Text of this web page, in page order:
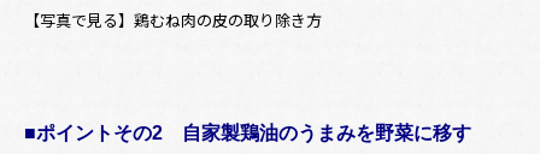
【写真で見る】鶏むね肉の皮の取り除き方
■ポイントその2 自家製鶏油のうまみを野菜に移す